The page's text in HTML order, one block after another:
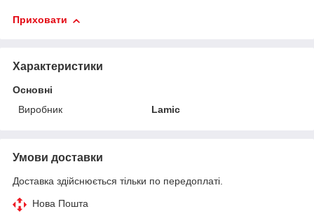
Приховати
Характеристики
Основні
Виробник
Lamic
Умови доставки
Доставка здійснюється тільки по передоплаті.
Нова Пошта